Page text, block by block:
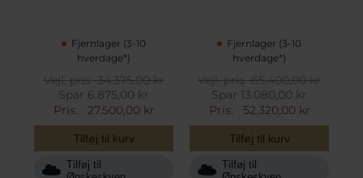
Fjernlager (3-10
hverdage*)
Vejl. pris34.375,00 kr
Spar 6.875,00 kr
Pris:
27.500,00 kr
Tilføj til kurv
Tilføj til
Fjernlager (3-10
hverdage*)
Vejl. pris65.400,00 kr
Spar 13.080,00 kr
Pris:
52.320,00 kr
Tilføj til kurv
Tilføj til